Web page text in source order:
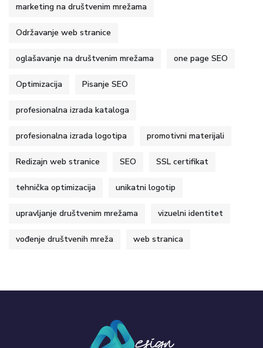
marketing na društvenim mrežama
Održavanje web stranice
oglašavanje na društvenim mrežama one page SEO
Optimizacija Pisanje SEO
profesionalna izrada kataloga
profesionalna izrada logotipa promotivni materijali
Redizajn web stranice SEO SSL certifikat
tehnička optimizacija unikatni logotip
upravljanje društvenim mrežama vizuelni identitet
vođenje društvenih mreža web stranica